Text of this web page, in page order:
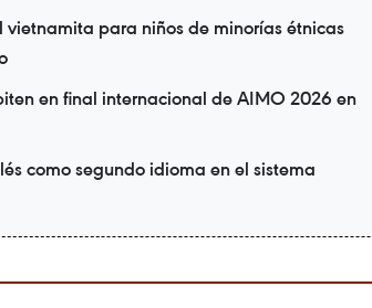
para niños de minorías étnicas
en final internacional de AIMO 2026 en
como segundo idioma en el sistema